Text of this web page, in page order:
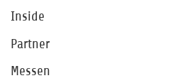
Inside
Partner
Messen